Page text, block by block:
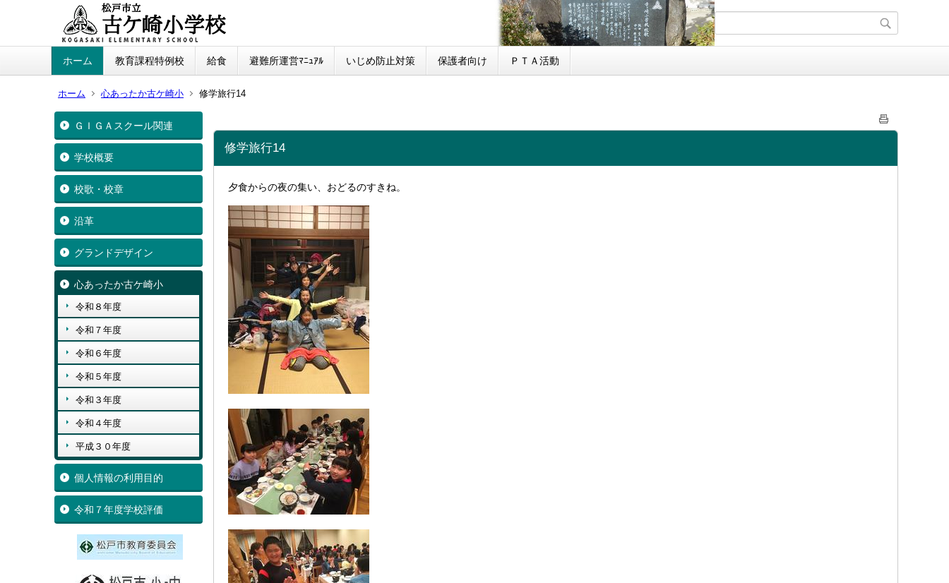
ホーム 教育課程特例校 給食 避難所運営ﾏﾆｭｱﾙ いじめ防止対策 保護者向け ＰＴＡ活動
ホーム 心あったか古ケ崎小 修学旅行14
ＧＩＧＡスクール関連
学校概要
校歌・校章
沿革
グランドデザイン
心あったか古ケ崎小
令和８年度
令和７年度
令和６年度
令和５年度
令和３年度
令和４年度
平成３０年度
個人情報の利用目的
令和７年度学校評価
修学旅行14
夕食からの夜の集い、おどるのすきね。